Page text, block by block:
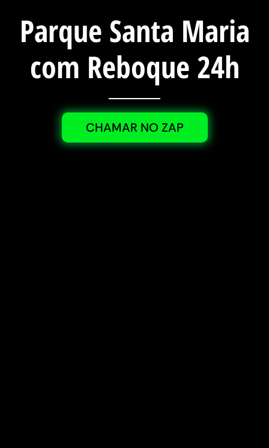
Parque Santa Maria
com Reboque 24h
CHAMAR NO ZAP